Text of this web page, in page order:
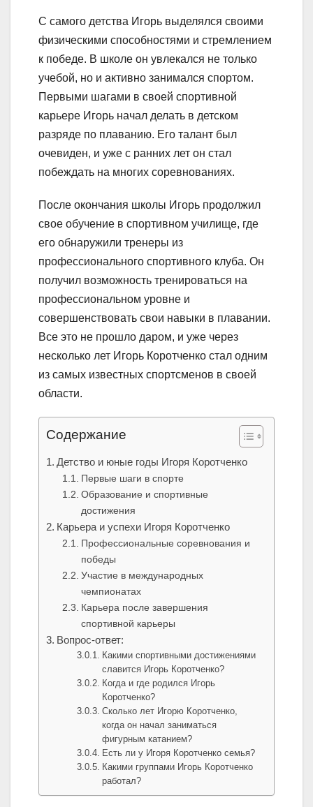
С самого детства Игорь выделялся своими
физическими способностями и стремлением
к победе. В школе он увлекался не только
учебой, но и активно занимался спортом.
Первыми шагами в своей спортивной
карьере Игорь начал делать в детском
разряде по плаванию. Его талант был
очевиден, и уже с ранних лет он стал
побеждать на многих соревнованиях.
После окончания школы Игорь продолжил
свое обучение в спортивном училище, где
его обнаружили тренеры из
профессионального спортивного клуба. Он
получил возможность тренироваться на
профессиональном уровне и
совершенствовать свои навыки в плавании.
Все это не прошло даром, и уже через
несколько лет Игорь Коротченко стал одним
из самых известных спортсменов в своей
области.
Содержание
Детство и юные годы Игоря Коротченко
Первые шаги в спорте
Образование и спортивные
достижения
Карьера и успехи Игоря Коротченко
Профессиональные соревнования и
победы
Участие в международных
чемпионатах
Карьера после завершения
спортивной карьеры
Вопрос-ответ:
Какими спортивными достижениями
славится Игорь Коротченко?
Когда и где родился Игорь
Коротченко?
Сколько лет Игорю Коротченко,
когда он начал заниматься
фигурным катанием?
Есть ли у Игоря Коротченко семья?
Какими группами Игорь Коротченко
работал?